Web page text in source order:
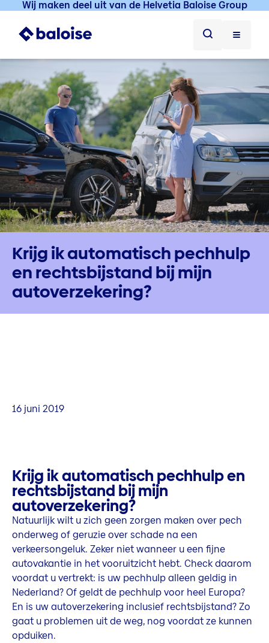
Wij maken deel uit van de Helvetia Baloise Group
Krijg ik automatisch pechhulp
en rechtsbijstand bij mijn
autoverzekering?
16 juni 2019
Krijg ik automatisch pechhulp en
rechtsbijstand bij mijn
autoverzekering?
Natuurlijk wilt u zich geen zorgen maken over pech
onderweg of geruzie over schade na een
verkeersongeluk. Zeker niet wanneer u een fijne
autovakantie in het vooruitzicht hebt. Check daarom
voordat u vertrekt: is uw pechhulp alleen geldig in
Nederland? Of geldt de pechhulp voor heel Europa?
En is uw autoverzekering inclusief rechtsbijstand? Zo
gaat u problemen uit de weg, nog voordat ze kunnen
opduiken.